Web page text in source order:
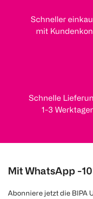
Schneller
mit
Schnelle
1-3
Mit WhatsApp -
Abonniere jetzt die BIPA